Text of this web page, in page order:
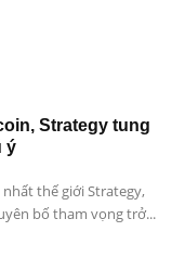
Strategy tung
ý
thế giới Strategy,
bố tham vọng trở...